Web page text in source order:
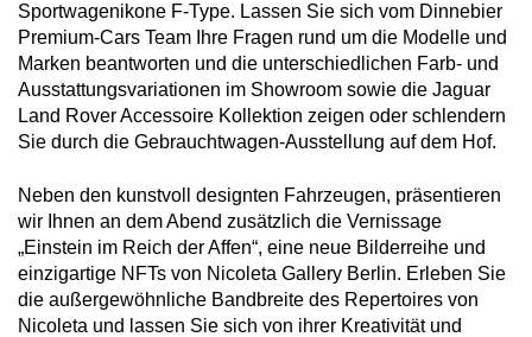
Sportwagenikone F-Type. Lassen Sie sich vom Dinnebier
Premium-Cars Team Ihre Fragen rund um die Modelle und
Marken beantworten und die unterschiedlichen Farb- und
Ausstattungsvariationen im Showroom sowie die Jaguar
Land Rover Accessoire Kollektion zeigen oder schlendern
Sie durch die Gebrauchtwagen-Ausstellung auf dem Hof.
Neben den kunstvoll designten Fahrzeugen, präsentieren
wir Ihnen an dem Abend zusätzlich die Vernissage
„Einstein im Reich der Affen“, eine neue Bilderreihe und
einzigartige NFTs von Nicoleta Gallery Berlin. Erleben Sie
die außergewöhnliche Bandbreite des Repertoires von
Nicoleta und lassen Sie sich von ihrer Kreativität und